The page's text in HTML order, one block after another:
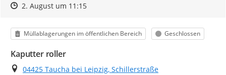
Zeitpunkt des Erstellens
Zeitpunkt des Erstellens
2. August um 11:15Zur Äußerung
Kategorie
Müllablagerungen im öffentlichen Bereich Status
Geschlossen
Kaputter roller
Ort
04425 Taucha bei Leipzig, Schillerstraße